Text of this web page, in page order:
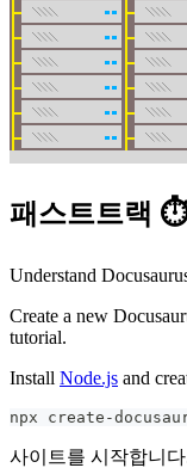
패스트트랙 ⏱️
Understand
Create a new
tutorial.
Install Node.js and
npx create-
사이트를 시작합니